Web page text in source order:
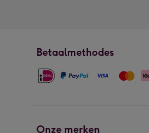
Betaalmethodes
Onze merken